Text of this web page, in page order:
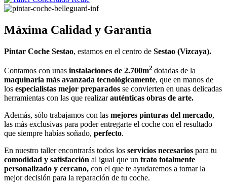
Máxima Calidad y Garantía
Pintar Coche Sestao, estamos en el centro de Sestao (Vizcaya).
Contamos con unas instalaciones de 2.700m2 dotadas de la
maquinaria más avanzada tecnológicamente, que en manos de
los especialistas mejor preparados se convierten en unas delicadas
herramientas con las que realizarauténticas obras de arte.
Además, sólo trabajamos con las mejores pinturas del mercado,
las más exclusivas para poder entregarte el coche con el resultado
que siempre habías soñado, perfecto.
En nuestro taller encontrarás todos los servicios necesarios para tu
comodidad y satisfacción al igual que un trato totalmente
personalizado y cercano, con el que te ayudaremos a tomar la
mejor decisión para la reparación de tu coche.